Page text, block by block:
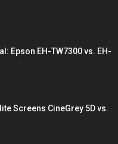
Epson EH-TW7300 vs. EH-
Screens CineGrey 5D vs.